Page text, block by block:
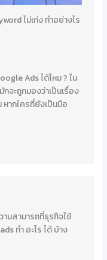
ไม่เก่ง ทำอย่างไร
Ads ได้ไหม ? ใน
จะถูกมองว่าเป็นเรื่อง
หากใครที่ยังเป็นมือ
ามสามารถที่ธุรกิจใช้
ทํา อะไร ได้ บ้าง